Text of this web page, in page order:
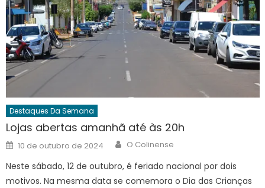
Destaques Da Semana
Lojas abertas amanhã até às 20h
Posted
on
10 de outubro de 2024 Author
O Colinense
Neste sábado, 12 de outubro, é feriado nacional por dois
motivos. Na mesma data se comemora o Dia das Crianças